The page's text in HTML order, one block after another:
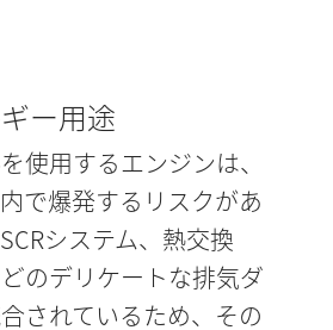
ー用途
使用するエンジンは、
で爆発するリスクがあ
システム、熱交換
のデリケートな排気ダ
されているため、その